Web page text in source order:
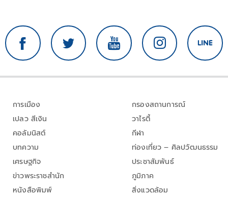
การเมือง
เปลว สีเงิน
คอลัมนิสต์
บทความ
เศรษฐกิจ
ข่าวพระราชสำนัก
หนังสือพิมพ์
กรองสถานการณ์
วาไรตี้
กีฬา
ท่องเที่ยว – ศิลปวัฒนธรรม
ประชาสัมพันธ์
ภูมิภาค
สิ่งแวดล้อม